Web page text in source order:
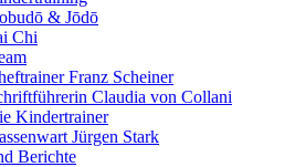
& Jōdō
Chi
Franz Scheiner
Claudia von Collani
Kindertrainer
Jürgen Stark
Berichte